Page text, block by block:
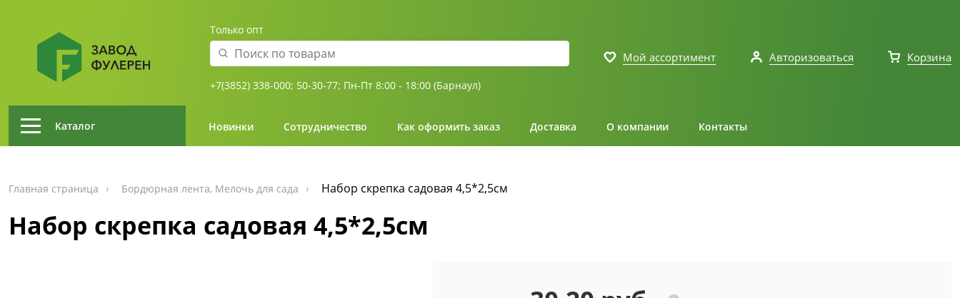
Только опт
+7(3852) 338-000; 50-30-77; Пн-Пт 8:00 - 18:00 (Барнаул)
Мой ассортимент Авторизоваться Корзина
Каталог Новинки Сотрудничество Как оформить заказ Доставка О компании Контакты
Главная страница Бордюрная лента, Мелочь для сада Набор скрепка садовая 4,5*2,5см
Набор скрепка садовая 4,5*2,5см